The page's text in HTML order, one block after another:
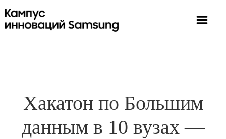
Хакатон по Большим
данным в 10 вузах —